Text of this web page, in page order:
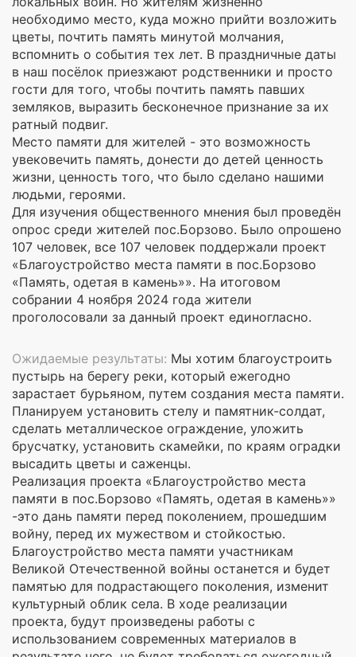
необходимо место, куда можно прийти возложить
цветы, почтить память минутой молчания,
вспомнить о события тех лет. В праздничные даты
в наш посёлок приезжают родственники и просто
гости для того, чтобы почтить память павших
земляков, выразить бесконечное признание за их
ратный подвиг.
Место памяти для жителей - это возможность
увековечить память, донести до детей ценность
жизни, ценность того, что было сделано нашими
людьми, героями.
Для изучения общественного мнения был проведён
опрос среди жителей пос.Борзово. Было опрошено
107 человек, все 107 человек поддержали проект
«Благоустройство места памяти в пос.Борзово
«Память, одетая в камень»». На итоговом
собрании 4 ноября 2024 года жители
проголосовали за данный проект единогласно.
Ожидаемые результаты: Мы хотим благоустроить
пустырь на берегу реки, который ежегодно
зарастает бурьяном, путем создания места памяти.
Планируем установить стелу и памятник-солдат,
сделать металлическое ограждение, уложить
брусчатку, установить скамейки, по краям оградки
высадить цветы и саженцы.
Реализация проекта «Благоустройство места
памяти в пос.Борзово «Память, одетая в камень»»
-это дань памяти перед поколением, прошедшим
войну, перед их мужеством и стойкостью.
Благоустройство места памяти участникам
Великой Отечественной войны останется и будет
памятью для подрастающего поколения, изменит
культурный облик села. В ходе реализации
проекта, будут произведены работы с
использованием современных материалов в